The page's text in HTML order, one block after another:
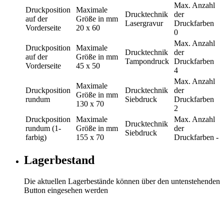
Druckposition
auf der
Vorderseite
Maximale
Größe in mm
20 x 60
Drucktechnik
Lasergravur
Max. Anzahl
der
Druckfarben
0
Druckposition
auf der
Vorderseite
Maximale
Größe in mm
45 x 50
Drucktechnik
Tampondruck
Max. Anzahl
der
Druckfarben
4
Druckposition
rundum
Maximale
Größe in mm
130 x 70
Drucktechnik
Siebdruck
Max. Anzahl
der
Druckfarben
2
Druckposition
rundum (1-
farbig)
Maximale
Größe in mm
155 x 70
Drucktechnik
Siebdruck
Max. Anzahl
der
Druckfarben -
Lagerbestand
Die aktuellen Lagerbestände können über den untenstehenden
Button eingesehen werden